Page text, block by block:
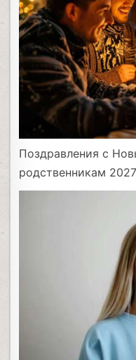
Поздравления с
родственникам 2027